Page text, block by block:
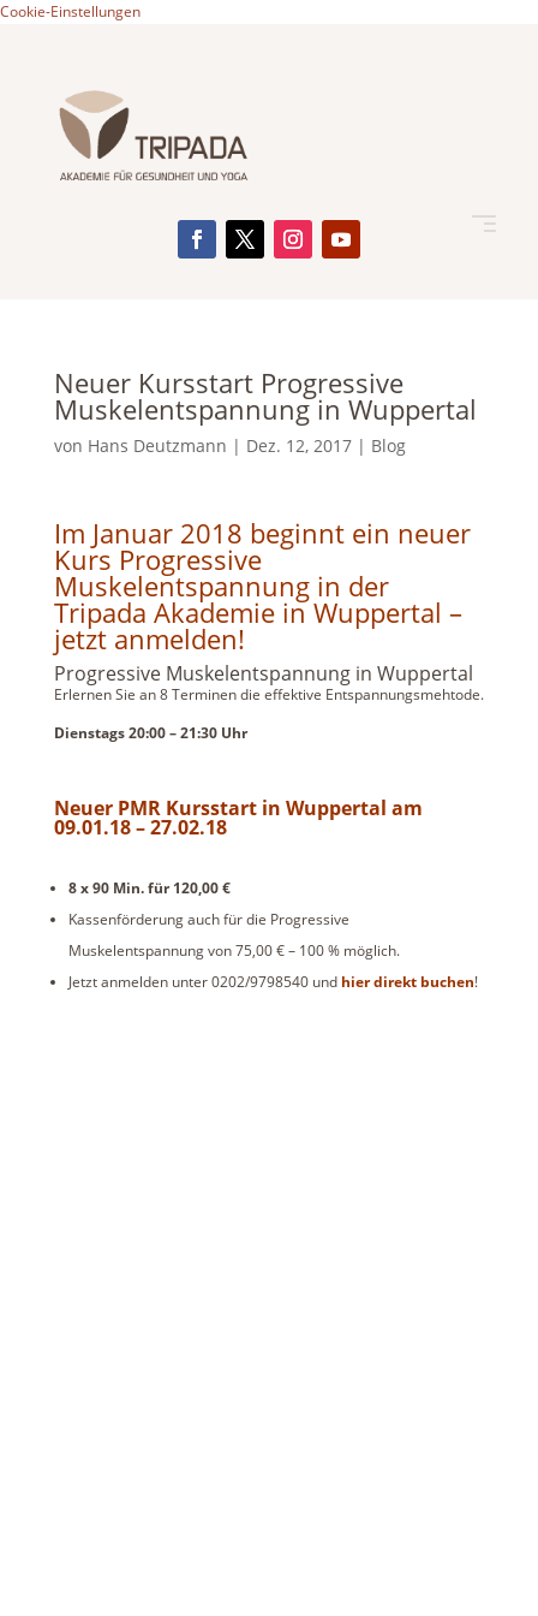
Cookie-Einstellungen
Neuer Kursstart Progressive
Muskelentspannung in Wuppertal
von Hans Deutzmann | Dez. 12, 2017| Blog
Im Januar 2018 beginnt ein neuer
Kurs Progressive
Muskelentspannung in der
Tripada Akademie in Wuppertal –
jetzt anmelden!
Progressive Muskelentspannung in Wuppertal
Erlernen Sie an 8 Terminen die effektive Entspannungsmehtode.
Dienstags 20:00 – 21:30 Uhr
Neuer PMR Kursstart in Wuppertal am
09.01.18 – 27.02.18
8 x 90 Min. für 120,00 €
Kassenförderung auch für die Progressive
Muskelentspannung von 75,00 € – 100 % möglich.
Jetzt anmelden unter 0202/9798540 und hier direkt buchen!